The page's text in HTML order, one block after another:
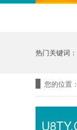
热门关键词：
您的位置：